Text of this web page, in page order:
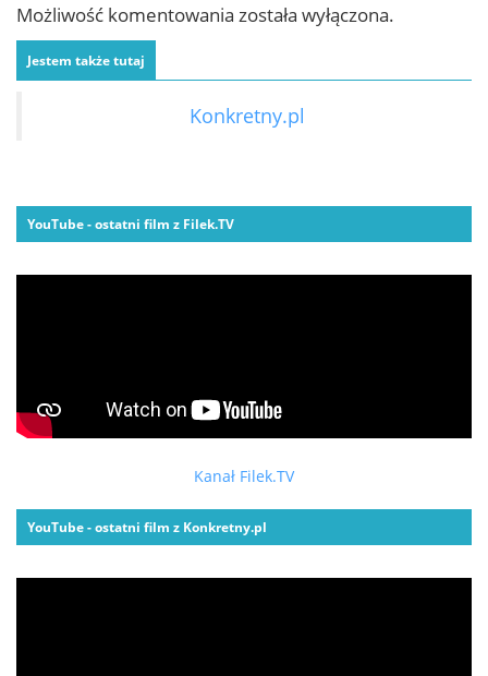
Możliwość komentowania została wyłączona.
Jestem także tutaj
Konkretny.pl
YouTube - ostatni film z Filek.TV
Kanał Filek.TV
YouTube - ostatni film z Konkretny.pl